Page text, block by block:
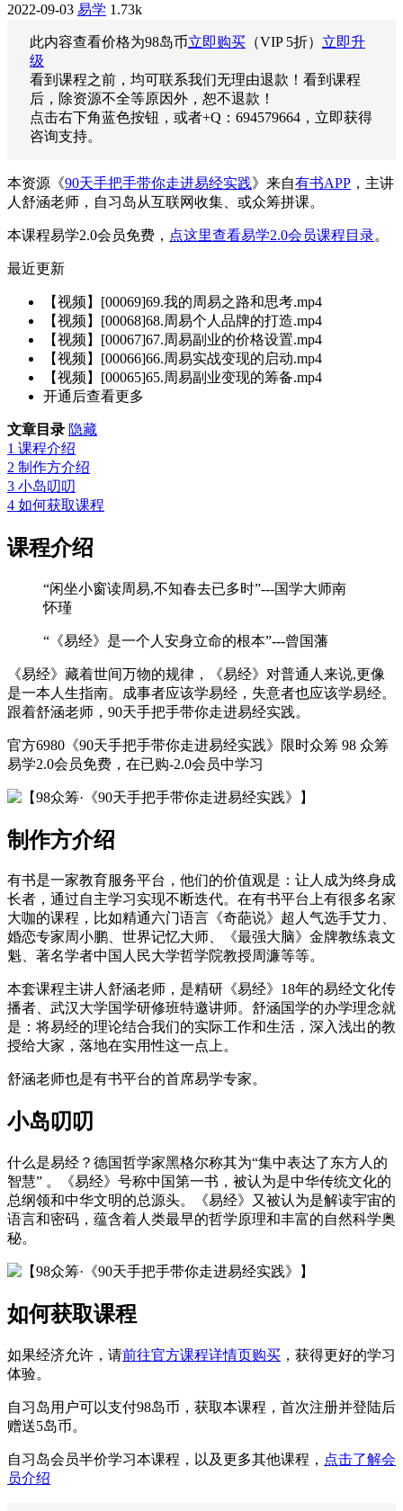
2022-09-03 易学 1.73k
此内容查看价格为98岛币立即购买 （VIP 5折） 立即升
级
看到课程之前，均可联系我们无理由退款！看到课程
后，除资源不全等原因外，恕不退款！
点击右下角蓝色按钮，或者+Q：694579664，立即获得
咨询支持。
本资源《90天手把手带你走进易经实践》来自有书APP ，主讲
人舒涵老师，自习岛从互联网收集、或众筹拼课。
本课程易学2.0会员免费， 点这里查看易学2.0会员课程目录。
最近更新
【视频】[00069]69.我的周易之路和思考.mp4
【视频】[00068]68.周易个人品牌的打造.mp4
【视频】[00067]67.周易副业的价格设置.mp4
【视频】[00066]66.周易实战变现的启动.mp4
【视频】[00065]65.周易副业变现的筹备.mp4
开通后查看更多
文章目录 隐藏
1 课程介绍
2 制作方介绍
3 小岛叨叨
4 如何获取课程
课程介绍
“闲坐小窗读周易,不知春去已多时”---国学大师南
怀瑾
“《易经》是一个人安身立命的根本”---曾国藩
《易经》藏着世间万物的规律，《易经》对普通人来说,更像
是一本人生指南。成事者应该学易经，失意者也应该学易经。
跟着舒涵老师，90天手把手带你走进易经实践。
官方6980《90天手把手带你走进易经实践》限时众筹 98 众筹
易学2.0会员免费，在已购-2.0会员中学习
制作方介绍
有书是一家教育服务平台，他们的价值观是：让人成为终身成
长者，通过自主学习实现不断迭代。在有书平台上有很多名家
大咖的课程，比如精通六门语言《奇葩说》超人气选手艾力、
婚恋专家周小鹏、世界记忆大师、《最强大脑》金牌教练袁文
魁、著名学者中国人民大学哲学院教授周濂等等。
本套课程主讲人舒涵老师，是精研《易经》18年的易经文化传
播者、武汉大学国学研修班特邀讲师。舒涵国学的办学理念就
是：将易经的理论结合我们的实际工作和生活，深入浅出的教
授给大家，落地在实用性这一点上。
舒涵老师也是有书平台的首席易学专家。
小岛叨叨
什么是易经？德国哲学家黑格尔称其为“集中表达了东方人的
智慧” 。《易经》号称中国第一书，被认为是中华传统文化的
总纲领和中华文明的总源头。《易经》又被认为是解读宇宙的
语言和密码，蕴含着人类最早的哲学原理和丰富的自然科学奥
秘。
如何获取课程
如果经济允许，请前往官方课程详情页购买 ，获得更好的学习
体验。
自习岛用户可以支付98岛币，获取本课程，首次注册并登陆后
赠送5岛币。
自习岛会员半价学习本课程，以及更多其他课程， 点击了解会
员介绍